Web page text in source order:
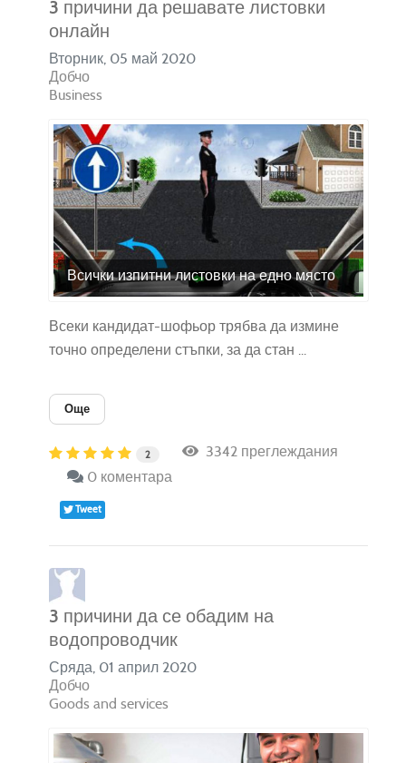
3 причини да решавате листовки
онлайн
Вторник, 05 май 2020
Добчо
Business
Всички изпитни листовки на едно място
Всеки кандидат-шофьор трябва да измине
точно определени стъпки, за да стан ...
Още
2
3342 преглеждания
0 коментара
Tweet
3 причини да се обадим на
водопроводчик
Сряда, 01 април 2020
Добчо
Goods and services